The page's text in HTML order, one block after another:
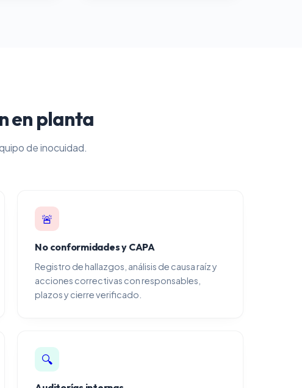
en planta
de inocuidad.
🚨
No conformidades y CAPA
Registro de hallazgos, análisis de causa raíz y
acciones correctivas con responsables,
plazos y cierre verificado.
🔍